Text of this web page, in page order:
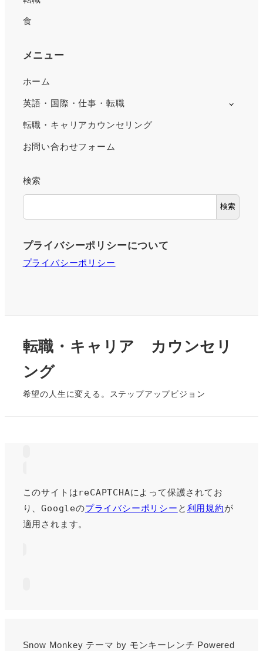
食
メニュー
ホーム
英語・国際・仕事・転職
転職・キャリアカウンセリング
お問い合わせフォーム
検索
検索
プライバシーポリシーについて
プライバシーポリシー
転職・キャリア カウンセリ
ング
希望の人生に変える。ステップアップビジョン
このサイトはreCAPTCHAによって保護されてお
り、Googleのプライバシーポリシー と 利用規約が
適用されます。
Snow Monkey テーマ by モンキーレンチ Powered